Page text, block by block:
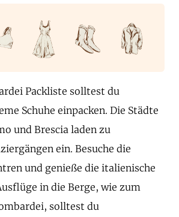
Packliste solltest du
Schuhe einpacken. Die Städte
und Brescia laden zu
ein. Besuche die
und genieße die italienische
in die Berge, wie zum
solltest du